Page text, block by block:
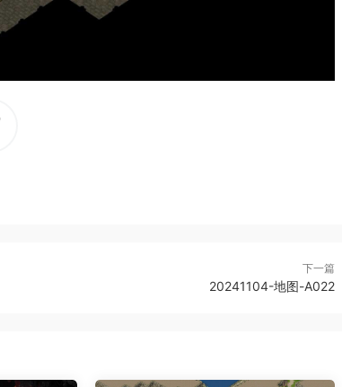
下一篇
20241104-地图-A022